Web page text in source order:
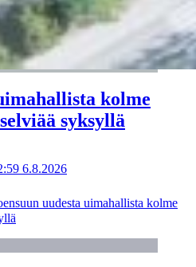
kolme
syksyllä
6.8.2026
uudesta uimahallista kolme